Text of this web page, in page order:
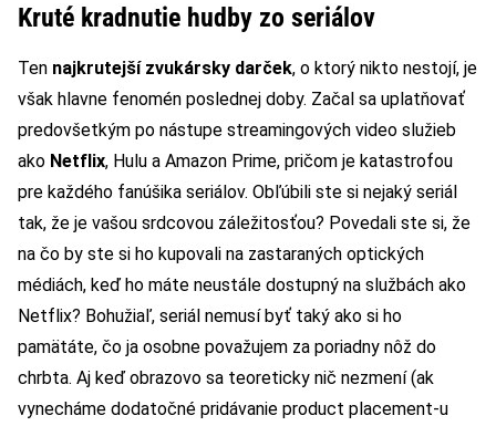
Kruté kradnutie hudby zo seriálov
Ten najkrutejší zvukársky darček, o ktorý nikto nestojí, je
však hlavne fenomén poslednej doby. Začal sa uplatňovať
predovšetkým po nástupe streamingových video služieb
ako Netflix, Hulu a Amazon Prime, pričom je katastrofou
pre každého fanúšika seriálov. Obľúbili ste si nejaký seriál
tak, že je vašou srdcovou záležitosťou? Povedali ste si, že
na čo by ste si ho kupovali na zastaraných optických
médiách, keď ho máte neustále dostupný na službách ako
Netflix? Bohužiaľ, seriál nemusí byť taký ako si ho
pamätáte, čo ja osobne považujem za poriadny nôž do
chrbta. Aj keď obrazovo sa teoreticky nič nezmení (ak
vynecháme dodatočné pridávanie product placement-u